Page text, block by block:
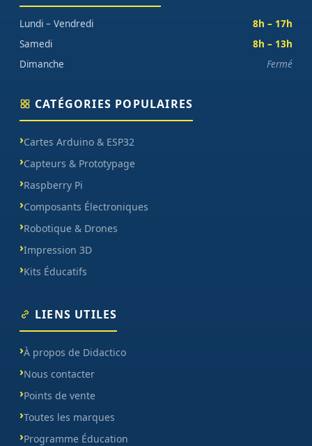
Lundi – Vendredi
8h – 17h
Samedi
8h – 13h
Dimanche
Fermé
CATÉGORIES POPULAIRES
Cartes Arduino & ESP32
Capteurs & Prototypage
Raspberry Pi
Composants Électroniques
Robotique & Drones
Impression 3D
Kits Éducatifs
LIENS UTILES
À propos de Didactico
Nous contacter
Points de vente
Toutes les marques
Programme Éducation